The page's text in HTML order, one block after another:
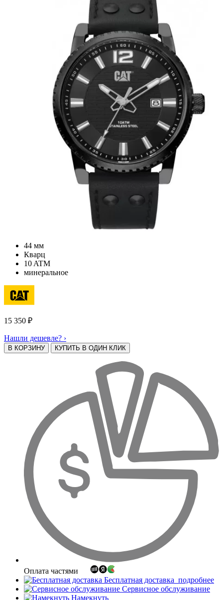
44 мм
Кварц
10 ATM
минеральное
15 350 ₽
Нашли дешевле? ›
В КОРЗИНУ КУПИТЬ В ОДИН КЛИК
Оплата частями
Бесплатная доставка подробнее
Сервисное обслуживание
Намекнуть